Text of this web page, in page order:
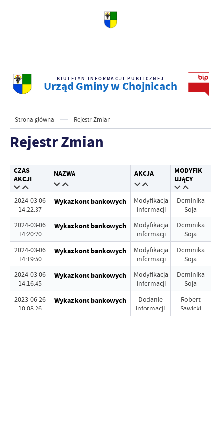
BIULETYN INFORMACJI PUBLICZNEJ
Urząd Gminy w Chojnicach
Strona główna Rejestr Zmian
Rejestr Zmian
CZAS
AKCJI
NAZWA AKCJA
MODYFIK
UJĄCY
2024-03-06
14:22:37
Wykaz kont bankowych
Modyfikacja
informacji
Dominika
Soja
2024-03-06
14:20:20
Wykaz kont bankowych
Modyfikacja
informacji
Dominika
Soja
2024-03-06
14:19:50
Wykaz kont bankowych
Modyfikacja
informacji
Dominika
Soja
2024-03-06
14:16:45
Wykaz kont bankowych
Modyfikacja
informacji
Dominika
Soja
2023-06-26
10:08:26
Wykaz kont bankowych
Dodanie
informacji
Robert
Sawicki